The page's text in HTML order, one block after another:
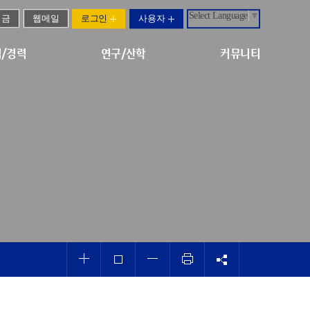
웹메일 로그인 사용자 Select Language ▼
경력 연구/산학 커뮤니티